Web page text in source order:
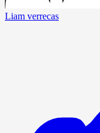
Liam verrecas